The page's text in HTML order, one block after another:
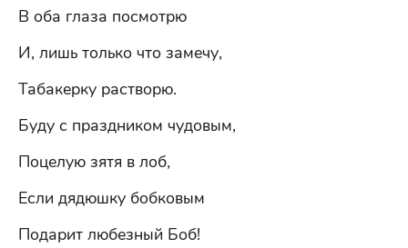
В оба глаза посмотрю
И, лишь только что замечу,
Табакерку растворю.
Буду с праздником чудовым,
Поцелую зятя в лоб,
Если дядюшку бобковым
Подарит любезный Боб!